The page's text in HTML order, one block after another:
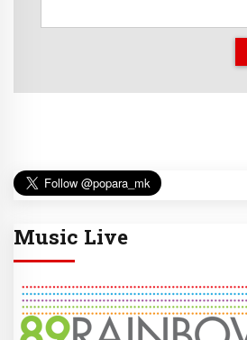
Music Live